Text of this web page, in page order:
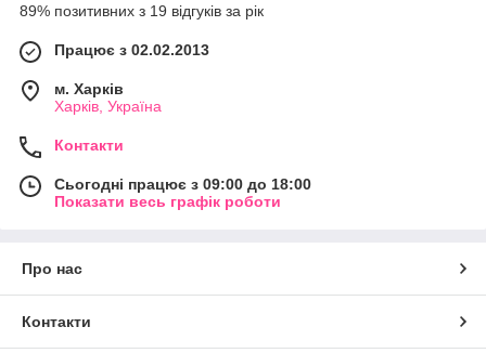
89% позитивних з 19 відгуків за рік
Працює з 02.02.2013
м. Харків
Харків, Україна
Контакти
Сьогодні працює з 09:00 до 18:00
Показати весь графік роботи
Про нас
Контакти